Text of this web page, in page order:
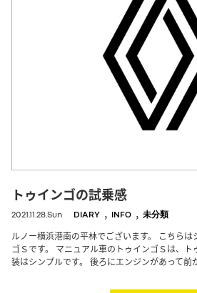
トゥインゴの試乗感
2021.11.28.Sun DIARY , INFO , 未分類
ルノー横浜港南の平林でございます。 こちら
ゴＳです。 マニュアル車のトゥインゴＳは、
装はシンプルです。 後ろにエンジンがあって前